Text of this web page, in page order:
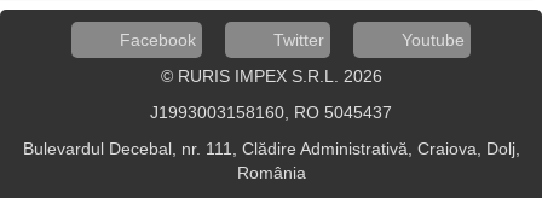
Facebook Twitter
Youtube
© RURIS IMPEX S.R.L. 2026
J1993003158160, RO 5045437
Bulevardul Decebal, nr. 111, Clădire Administrativă, Craiova, Dolj,
România